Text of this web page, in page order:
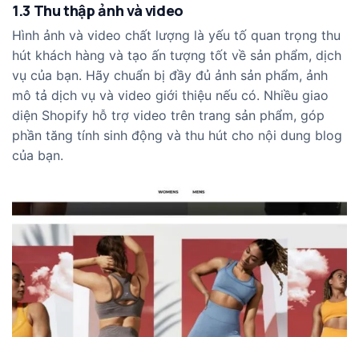
1.3 Thu thập ảnh và video
Hình ảnh và video chất lượng là yếu tố quan trọng thu
hút khách hàng và tạo ấn tượng tốt về sản phẩm, dịch
vụ của bạn. Hãy chuẩn bị đầy đủ ảnh sản phẩm, ảnh
mô tả dịch vụ và video giới thiệu nếu có. Nhiều giao
diện Shopify hỗ trợ video trên trang sản phẩm, góp
phần tăng tính sinh động và thu hút cho nội dung blog
của bạn.